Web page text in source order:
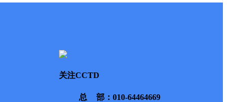
关注CCTD
总部 ：010-64464669